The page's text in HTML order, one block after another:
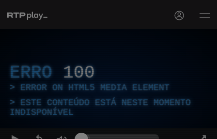
ERRO 100
ERROR ON HTML5 MEDIA ELEMENT
ESTE CONTEÚDO ESTÁ NESTE MOMENTO
INDISPONÍVEL